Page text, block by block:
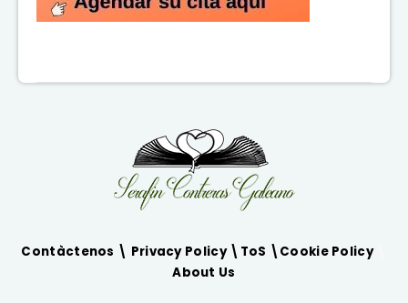
Contàctenos \ Privacy Policy \ ToS \ Cookie Policy\
About Us